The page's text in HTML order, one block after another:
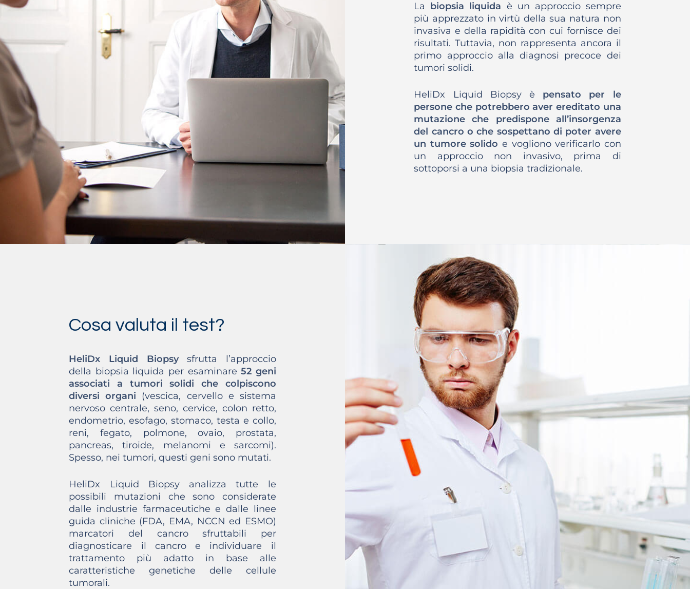
La biopsia liquida è un approccio sempre
più apprezzato in virtù della sua natura non
invasiva e della rapidità con cui fornisce dei
risultati. Tuttavia, non rappresenta ancora il
primo approccio alla diagnosi precoce dei
tumori solidi.
HeliDx Liquid Biopsy è pensato per le
persone che potrebbero aver ereditato una
mutazione che predispone all’insorgenza
del cancro o che sospettano di poter avere
un tumore solido e vogliono verificarlo con
un approccio non invasivo, prima di
sottoporsi a una biopsia tradizionale.
Cosa valuta il test?
HeliDx Liquid Biopsysfrutta l’approccio
della biopsia liquida per esaminare 52 geni
associati a tumori solidi che colpiscono
diversi organi (vescica, cervello e sistema
nervoso centrale, seno, cervice, colon retto,
endometrio, esofago, stomaco, testa e collo,
reni, fegato, polmone, ovaio, prostata,
pancreas, tiroide, melanomi e sarcomi).
Spesso, nei tumori, questi geni sono mutati.
HeliDx Liquid Biopsy analizza tutte le
possibili mutazioni che sono considerate
dalle industrie farmaceutiche e dalle linee
guida cliniche (FDA, EMA, NCCN ed ESMO)
marcatori del cancro sfruttabili per
diagnosticare il cancro e individuare il
trattamento più adatto in base alle
caratteristiche genetiche delle cellule
tumorali.